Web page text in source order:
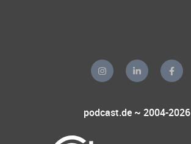
podcast.de ~ 2004-2026